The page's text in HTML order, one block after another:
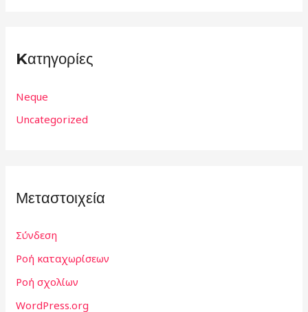
Kατηγορίες
Neque
Uncategorized
Μεταστοιχεία
Σύνδεση
Ροή καταχωρίσεων
Ροή σχολίων
WordPress.org